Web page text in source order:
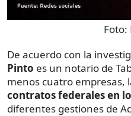
Foto:
De acuerdo con la
Pinto es un notario de
menos cuatro empresas,
contratos federales en
diferentes gestiones de